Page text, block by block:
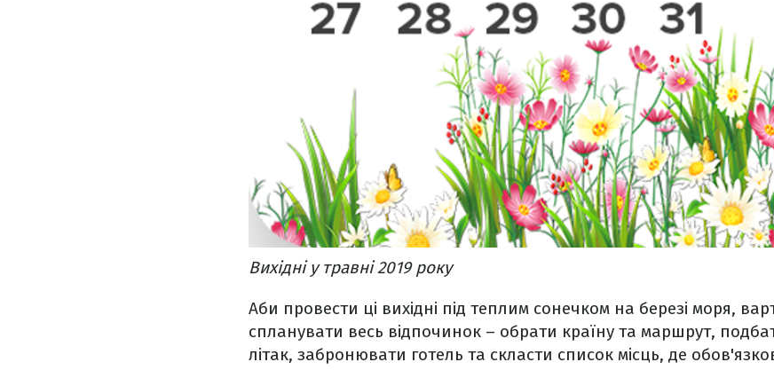
Вихідні у травні 2019 року
Аби провести ці вихідні під теплим сонечком на березі моря,
спланувати весь відпочинок – обрати країну та маршрут,
літак, забронювати готель та скласти список місць, де